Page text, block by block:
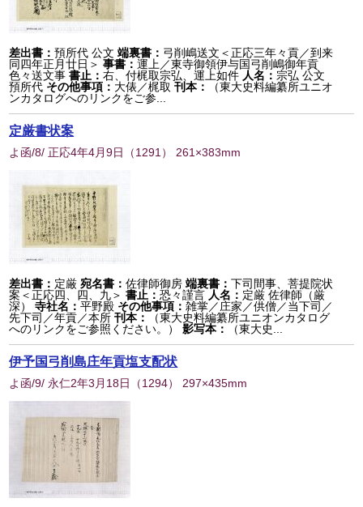
差出書：預所代 公文 端裏書： 弓削嶋送文＜正応三年々貢／到来
同四年正月廿日＞ 事書：運上／東寺御領伊与国弓削嶋御年貢
色々送文事 書止：右、付梶取宗弘、運上如件 人名： 宗弘 公文
預所代 その他事項： 大俵／梶取 刊本：
（東大史料編纂所ユニオ
ンカタログへのリンクをご参...
定厳書状案
よ函/8/ 正応4年4月9日 （1291 ） 261×383mm
差出書： 定厳 宛名書：佐律師御房 端裏書：下司間事、菩提院状
案＜正応四、四、九＞ 書止：恐々謹言 人名： 定厳 佐律師（厳
深）
寺社名：平野殿 その他事項：雑掌／庄家／供僧／当下司／
先下司／年貢／本所 刊本：
（東大史料編纂所ユニオンカタログ
へのリンクをご参照ください。）
影写本： （東大史...
伊予国弓削島庄年貢塩支配状
よ函/9/ 永仁2年3月18日 （1294） 297×435mm